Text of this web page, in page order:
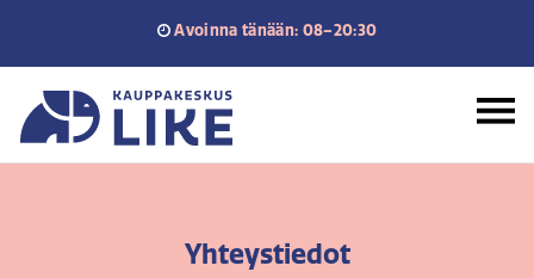
Avoinna tänään: 08–20:30
Yhteystiedot